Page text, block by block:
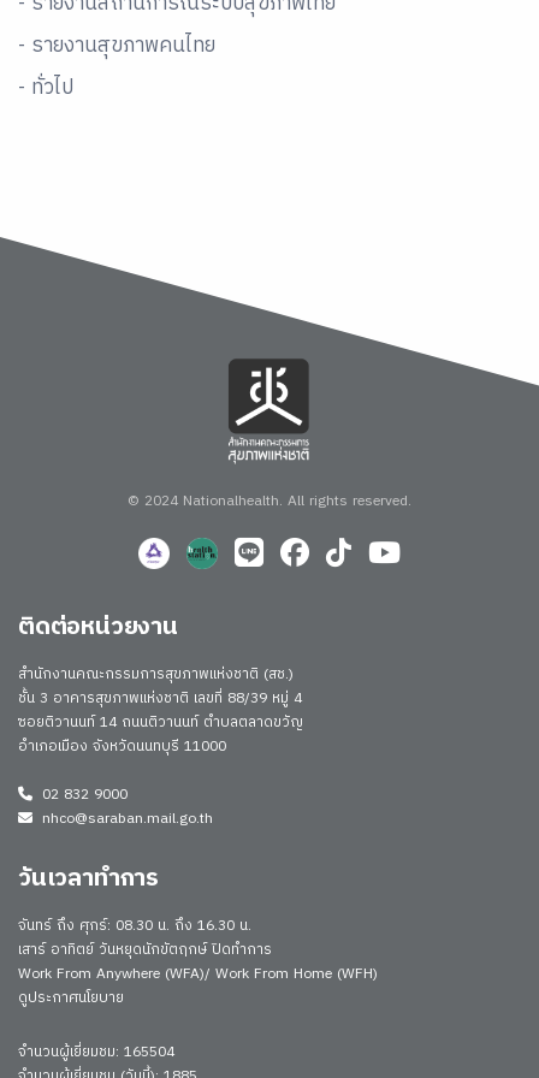
- รายงานสุขภาพคนไทย
- ทั่วไป
© 2024 Nationalhealth. All rights reserved.
ติดต่อหน่วยงาน
สำนักงานคณะกรรมการสุขภาพแห่งชาติ (สช.)
ชั้น 3 อาคารสุขภาพแห่งชาติ เลขที่ 88/39 หมู่ 4
ซอยติวานนท์ 14 ถนนติวานนท์ ตำบลตลาดขวัญ
อำเภอเมือง จังหวัดนนทบุรี 11000
02 832 9000
nhco@saraban.mail.go.th
วันเวลาทำการ
จันทร์ ถึง ศุกร์: 08.30 น. ถึง 16.30 น.
เสาร์ อาทิตย์ วันหยุดนักขัตฤกษ์ ปิดทำการ
Work From Anywhere (WFA)/ Work From Home (WFH)
ดูประกาศนโยบาย
จำนวนผู้เยี่ยมชม: 165504